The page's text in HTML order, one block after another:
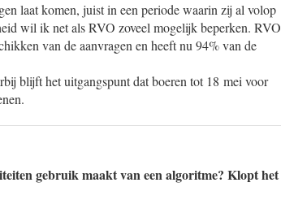
laat komen, juist in een periode waarin zij al volop
wil ik net als RVO zoveel mogelijk beperken. RVO
van de aanvragen en heeft nu 94% van de
blijft het uitgangspunt dat boeren tot 18 mei voor
gebruik maakt van een algoritme? Klopt het